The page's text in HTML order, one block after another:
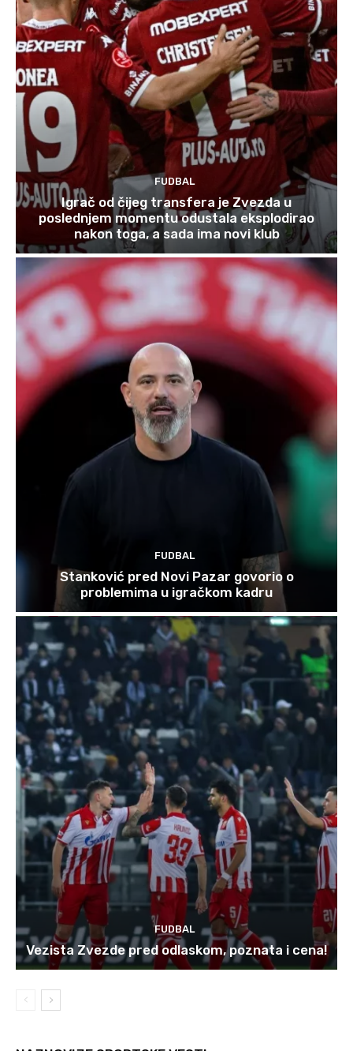
FUDBAL
Igrač od čijeg transfera je Zvezda u
poslednjem momentu odustala eksplodirao
nakon toga, a sada ima novi klub
FUDBAL
Stanković pred Novi Pazar govorio o
problemima u igračkom kadru
FUDBAL
Vezista Zvezde pred odlaskom, poznata i cena!